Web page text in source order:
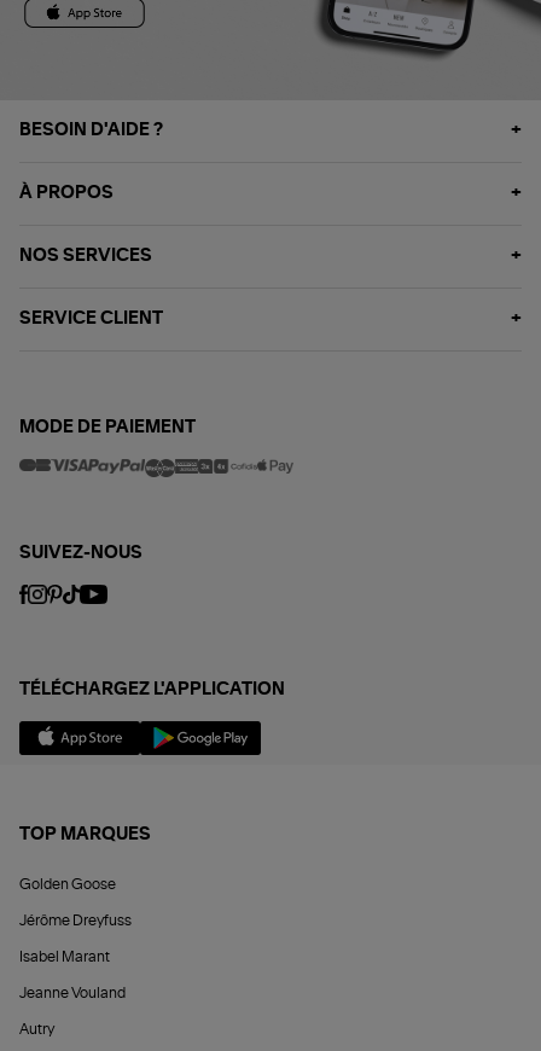
BESOIN D'AIDE ?
À PROPOS
NOS SERVICES
SERVICE CLIENT
MODE DE PAIEMENT
SUIVEZ-NOUS
TÉLÉCHARGEZ L'APPLICATION
TOP MARQUES
Golden Goose
Jérôme Dreyfuss
Isabel Marant
Jeanne Vouland
Autry